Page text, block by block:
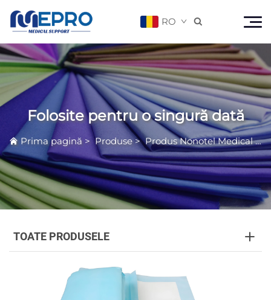
RO 
Folosite pentru o singură dată
Prima pagină >Produse>Produs Nonotel Medical>
TOATE PRODUSELE